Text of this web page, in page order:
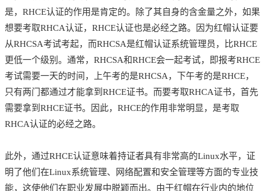
是，RHCE认证的作用是肯定的。除了其自身的含金量之外，如果
想要考取RHCA认证，RHCE认证也是必经之路。因为红帽认证要
从RHCSA考试考起，而RHCSA是红帽认证系统管理员，比RHCE
更低一个级别。通常，RHCSA和RHCE会一起考试，即报考RHCE
考试需要一天的时间，上午考的是RHCSA，下午考的是RHCE，
只有两门都通过才能拿到RHCE证书。而要考取RHCA证书，首先
需要拿到RHCE证书。因此，RHCE的作用非常明显，是考取
RHCA认证的必经之路。
此外，通过RHCE认证意味着持证者具有非常高的Linux水平，证
明了他们在Linux系统管理、网络配置和安全管理等方面的专业技
能，这使他们在职业发展中脱颖而出。由于红帽在行业内的地位